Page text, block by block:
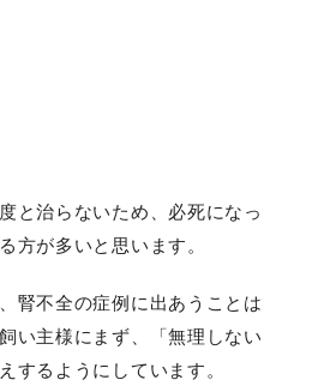
と治らないため、必死になっ
方が多いと思います。
腎不全の症例に出あうことは
い主様にまず、「無理しない
するようにしています。